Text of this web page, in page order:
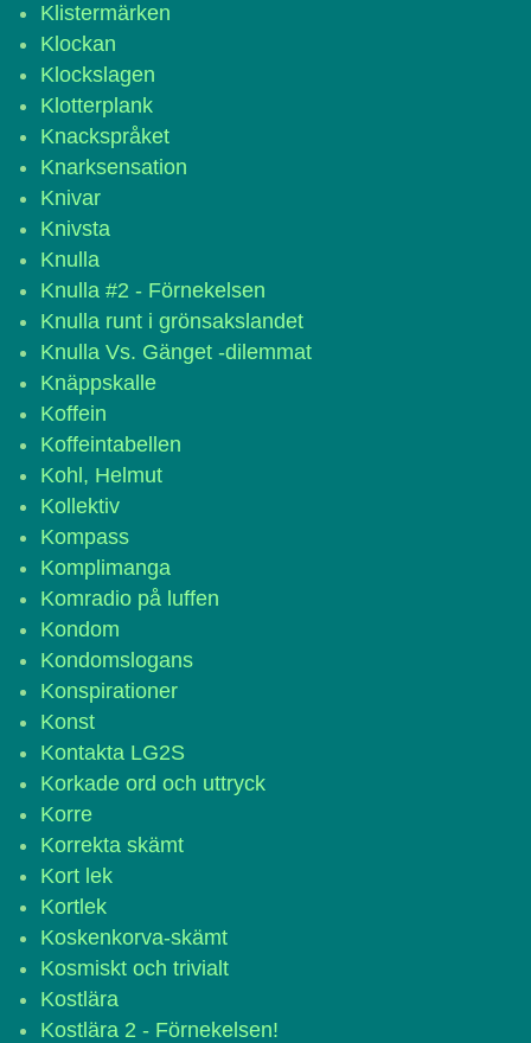
Klistermärken
Klockan
Klockslagen
Klotterplank
Knackspråket
Knarksensation
Knivar
Knivsta
Knulla
Knulla #2 - Förnekelsen
Knulla runt i grönsakslandet
Knulla Vs. Gänget -dilemmat
Knäppskalle
Koffein
Koffeintabellen
Kohl, Helmut
Kollektiv
Kompass
Komplimanga
Komradio på luffen
Kondom
Kondomslogans
Konspirationer
Konst
Kontakta LG2S
Korkade ord och uttryck
Korre
Korrekta skämt
Kort lek
Kortlek
Koskenkorva-skämt
Kosmiskt och trivialt
Kostlära
Kostlära 2 - Förnekelsen!